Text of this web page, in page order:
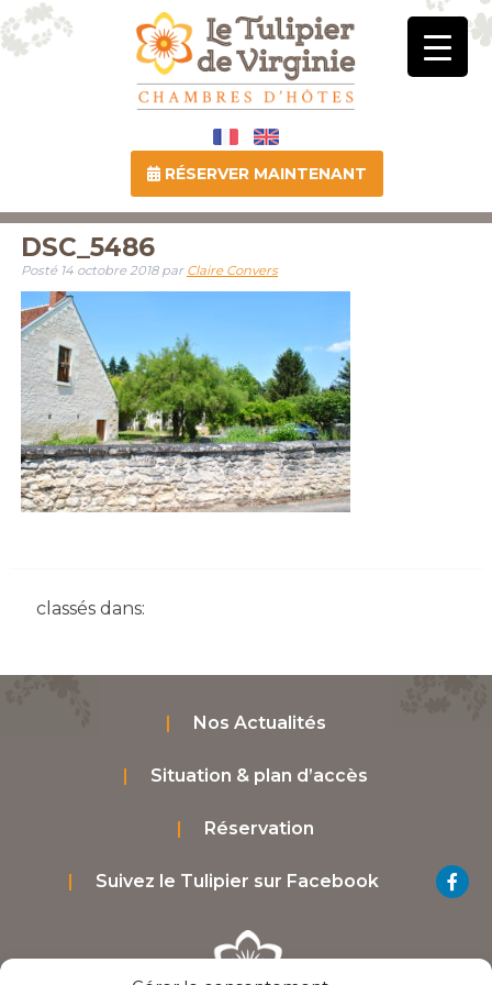
RÉSERVER MAINTENANT
DSC_5486
Posté 14 octobre 2018 par Claire Convers
classés dans:
Nos Actualités
Situation & plan d’accès
Réservation
Suivez le Tulipier sur Facebook